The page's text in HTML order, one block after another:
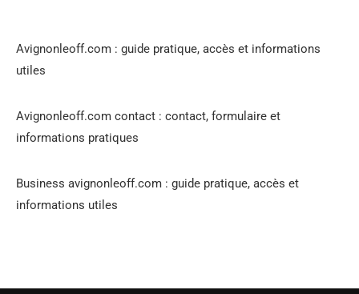
Avignonleoff.com : guide pratique, accès et informations
utiles
Avignonleoff.com contact : contact, formulaire et
informations pratiques
Business avignonleoff.com : guide pratique, accès et
informations utiles